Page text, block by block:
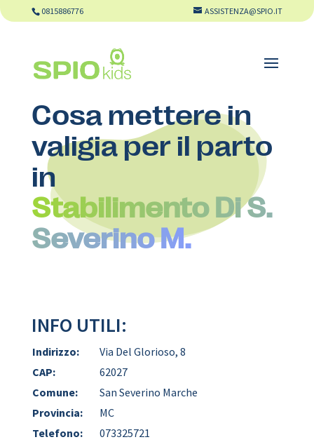
0815886776 ASSISTENZA@SPIO.IT
Cosa mettere in
valigia per il parto
in
Stabilimento Di S.
Severino M.
INFO UTILI:
Indirizzo:
Via Del Glorioso, 8
CAP:
62027
Comune:
San Severino Marche
Provincia:
MC
Telefono:
073325721